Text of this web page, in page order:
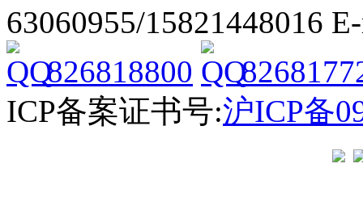
63060955/15821448016
826818800
ICP备案证书号:沪ICP备